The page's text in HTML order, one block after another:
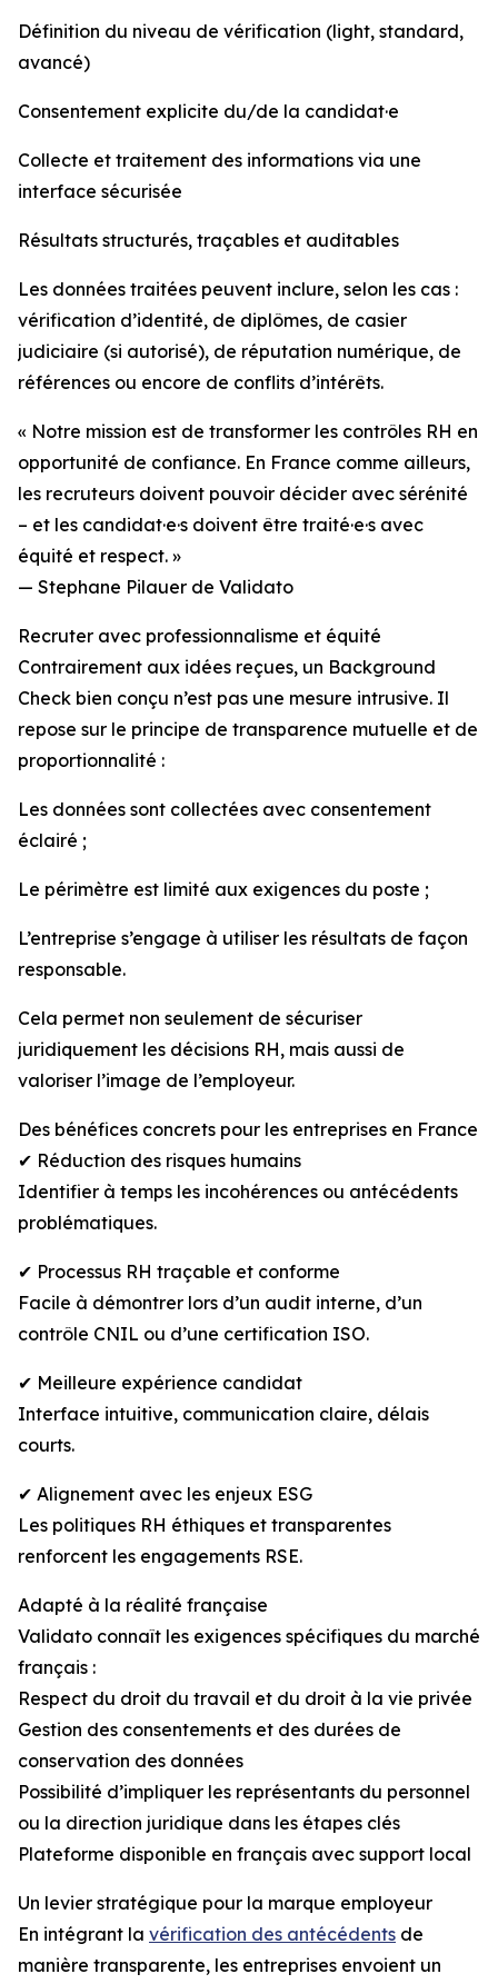
Définition du niveau de vérification (light, standard,
avancé)
Consentement explicite du/de la candidat·e
Collecte et traitement des informations via une
interface sécurisée
Résultats structurés, traçables et auditables
Les données traitées peuvent inclure, selon les cas :
vérification d’identité, de diplômes, de casier
judiciaire (si autorisé), de réputation numérique, de
références ou encore de conflits d’intérêts.
« Notre mission est de transformer les contrôles RH en
opportunité de confiance. En France comme ailleurs,
les recruteurs doivent pouvoir décider avec sérénité
– et les candidat·e·s doivent être traité·e·s avec
équité et respect. »
— Stephane Pilauer de Validato
Recruter avec professionnalisme et équité
Contrairement aux idées reçues, un Background
Check bien conçu n’est pas une mesure intrusive. Il
repose sur le principe de transparence mutuelle et de
proportionnalité :
Les données sont collectées avec consentement
éclairé ;
Le périmètre est limité aux exigences du poste ;
L’entreprise s’engage à utiliser les résultats de façon
responsable.
Cela permet non seulement de sécuriser
juridiquement les décisions RH, mais aussi de
valoriser l’image de l’employeur.
Des bénéfices concrets pour les entreprises en France
✔ Réduction des risques humains
Identifier à temps les incohérences ou antécédents
problématiques.
✔ Processus RH traçable et conforme
Facile à démontrer lors d’un audit interne, d’un
contrôle CNIL ou d’une certification ISO.
✔ Meilleure expérience candidat
Interface intuitive, communication claire, délais
courts.
✔ Alignement avec les enjeux ESG
Les politiques RH éthiques et transparentes
renforcent les engagements RSE.
Adapté à la réalité française
Validato connaît les exigences spécifiques du marché
français :
Respect du droit du travail et du droit à la vie privée
Gestion des consentements et des durées de
conservation des données
Possibilité d’impliquer les représentants du personnel
ou la direction juridique dans les étapes clés
Plateforme disponible en français avec support local
Un levier stratégique pour la marque employeur
En intégrant la vérification des antécédents de
manière transparente, les entreprises envoient un